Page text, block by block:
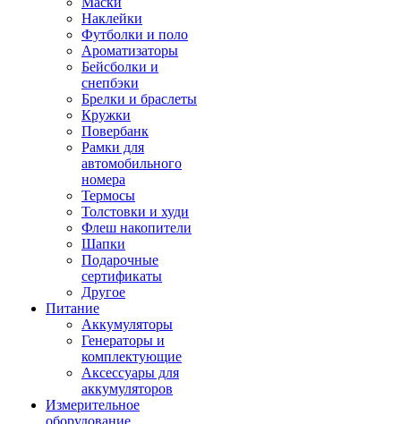
Наклейки
Футболки и поло
Ароматизаторы
Бейсболки и
снепбэки
Брелки и браслеты
Кружки
Повербанк
Рамки для
автомобильного
номера
Термосы
Толстовки и худи
Флеш накопители
Шапки
Подарочные
сертификаты
Другое
Питание
Аккумуляторы
Генераторы и
комплектующие
Аксессуары для
аккумуляторов
Измерительное
оборудование